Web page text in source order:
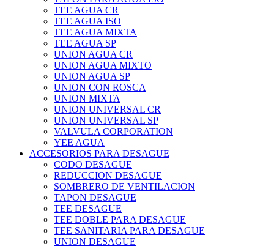
TEE AGUA CR
TEE AGUA ISO
TEE AGUA MIXTA
TEE AGUA SP
UNION AGUA CR
UNION AGUA MIXTO
UNION AGUA SP
UNION CON ROSCA
UNION MIXTA
UNION UNIVERSAL CR
UNION UNIVERSAL SP
VALVULA CORPORATION
YEE AGUA
ACCESORIOS PARA DESAGUE
CODO DESAGUE
REDUCCION DESAGUE
SOMBRERO DE VENTILACION
TAPON DESAGUE
TEE DESAGUE
TEE DOBLE PARA DESAGUE
TEE SANITARIA PARA DESAGUE
UNION DESAGUE